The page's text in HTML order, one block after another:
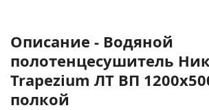
Описание - Водяной
полотенцесушитель
Trapezium ЛТ ВП
полкой